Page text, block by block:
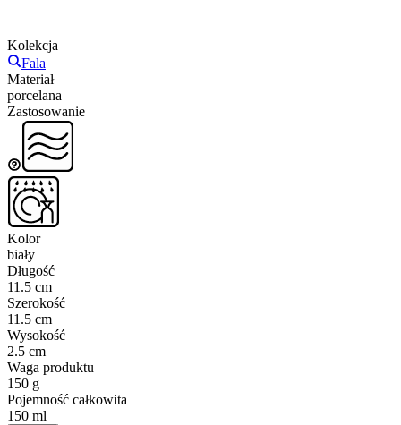
Kolekcja
Fala
Materiał
porcelana
Zastosowanie
Kolor
biały
Długość
11.5 cm
Szerokość
11.5 cm
Wysokość
2.5 cm
Waga produktu
150 g
Pojemność całkowita
150 ml